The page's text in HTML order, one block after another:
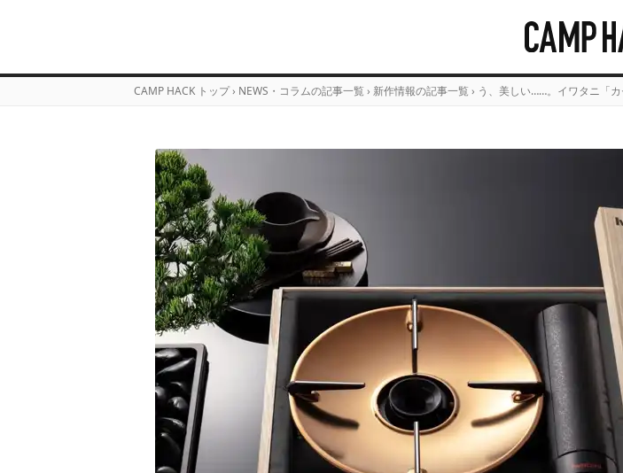
CAMP HACK トップ › NEWS・コラムの記事一覧 › 新作情報の記事一覧 › う、美しい……。イワタニ「カ